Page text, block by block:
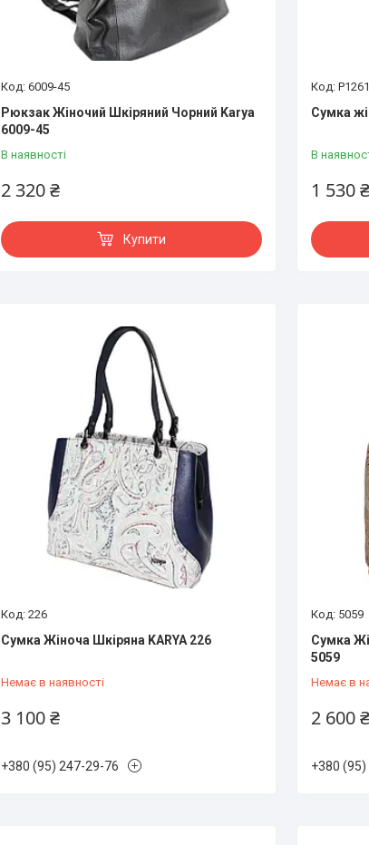
6009-45
Рюкзак Жіночий Шкіряний Чорний Karya
6009-45
В наявності
2 320 ₴
Купити
Сумка
В
1 530 ₴
226
Сумка Жіноча Шкіряна KARYA 226
Немає в наявності
3 100 ₴
+380 (95) 247-29-76
5059
Сумка
5059
Немає в
2 600 ₴
+380